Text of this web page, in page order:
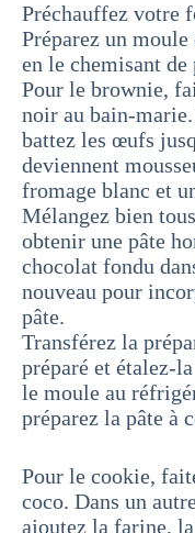
Préchauffez votre
Préparez un
en le chemisant de
Pour le brownie,
noir au bain-
battez les œufs
deviennent
fromage blanc et
Mélangez bien
obtenir une pâte
chocolat fondu
nouveau pour
pâte.
Transférez la
préparé et étalez-
le moule au
préparez la pâte à
Pour le cookie,
coco. Dans un
ajoutez la farine,